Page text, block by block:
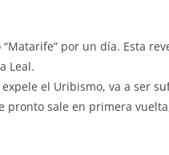
por un día. Esta
Leal.
el Uribismo, va a ser
pronto sale en primera